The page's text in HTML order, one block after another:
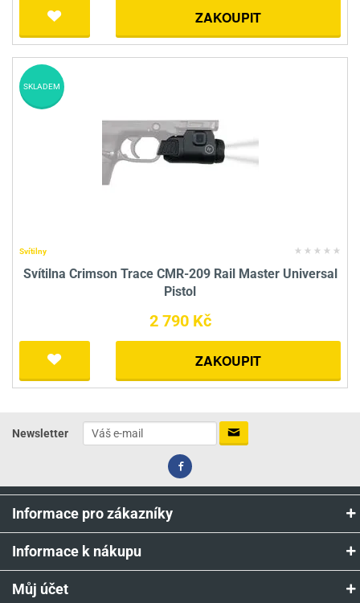
ZAKOUPIT
Svítilny
Svítilna Crimson Trace CMR-209 Rail Master Universal
Pistol
2 790 Kč
ZAKOUPIT
SKLADEM
Newsletter
Informace pro zákazníky
Informace k nákupu
Můj účet